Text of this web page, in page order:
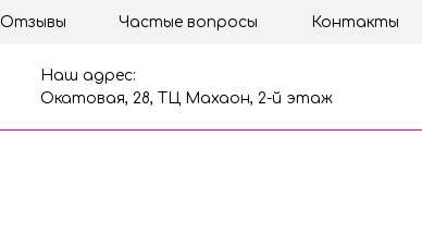
Отзывы Частые вопросы Контакты
Наш адрес:
Окатовая, 28, ТЦ Махаон, 2-й этаж